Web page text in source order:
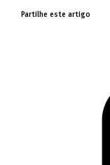
Partilhe este artigo